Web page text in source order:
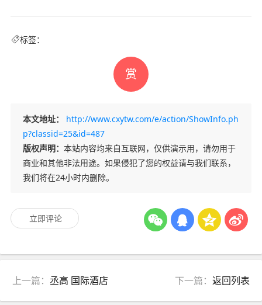
标签：
赏
本文地址：
http://www.cxytw.com/e/action/ShowInfo.ph
p?classid=25&id=487
版权声明： 本站内容均来自互联网，仅供演示用，请勿用于
商业和其他非法用途。如果侵犯了您的权益请与我们联系，
我们将在24小时内删除。
立即评论
上一篇： 丞高 国际酒店 下一篇： 返回列表